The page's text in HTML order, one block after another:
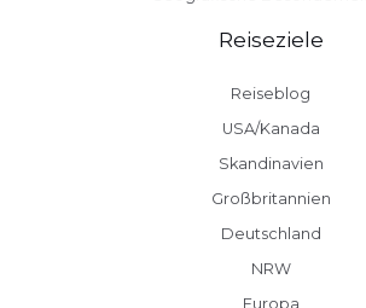
Reiseziele
Reiseblog
USA/Kanada
Skandinavien
Großbritannien
Deutschland
NRW
Europa